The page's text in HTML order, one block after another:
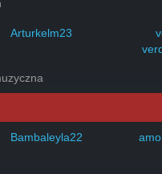
Arturkelm23
Bambaleyla22